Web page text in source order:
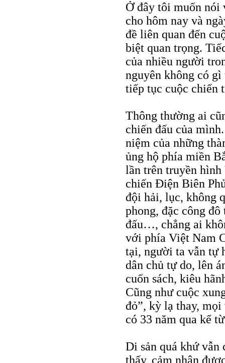
Ở đây tôi muốn nói
cho hôm nay và
đề liên quan đến
biệt quan trọng.
của nhiều người
nguyên không có
tiếp tục cuộc chiến
Thông thường ai
chiến đấu của
niệm của những
ủng hộ phía miền
lần trên truyền
chiến Điện Biên
đội hải, lục, không
phong, đặc công
đấu…, chẳng ai
với phía Việt Nam
tại, người ta vẫn tự
dân chủ tự do, lên
cuốn sách, kiêu
Cũng như cuộc
đỏ”, kỳ lạ thay,
có 33 năm qua kể
Di sản quá khứ
thấy, cảm nhận